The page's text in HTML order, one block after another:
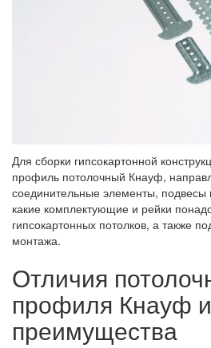
Для сборки гипсокартонной
профиль потолочный Кнауф,
соединительные элементы,
какие комплектующие и рейки
гипсокартонных потолков, а также
монтажа.
Отличия
профиля Кнауф и
преимущества